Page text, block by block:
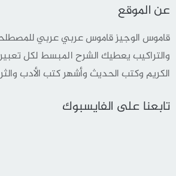
عن الموقع
قاموس الوجيز قاموس عربي عربي
والتراكيب يعطيك الشرح المبسط لكل تعبير
الكريم وكتب الحديث وأشهر كتب الأدب
تابعنا على الفايسبوك